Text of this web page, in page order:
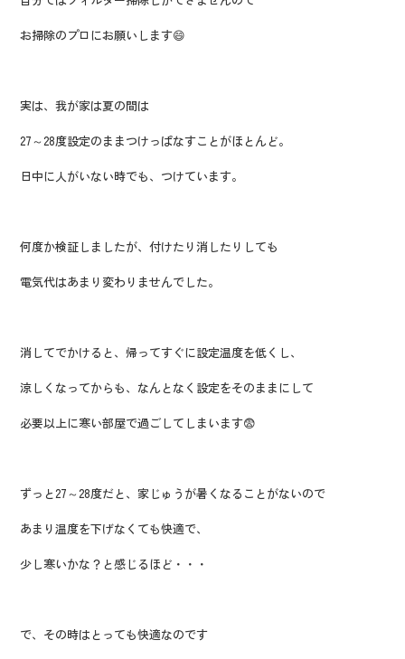
お掃除のプロにお願いします😄
実は、我が家は夏の間は
27～28度設定のままつけっぱなすことがほとんど。
日中に人がいない時でも、つけています。
何度か検証しましたが、付けたり消したりしても
電気代はあまり変わりませんでした。
消してでかけると、帰ってすぐに設定温度を低くし、
涼しくなってからも、なんとなく設定をそのままにして
必要以上に寒い部屋で過ごしてしまいます😨
ずっと27～28度だと、家じゅうが暑くなることがないので
あまり温度を下げなくても快適で、
少し寒いかな？と感じるほど・・・
で、その時はとっても快適なのです